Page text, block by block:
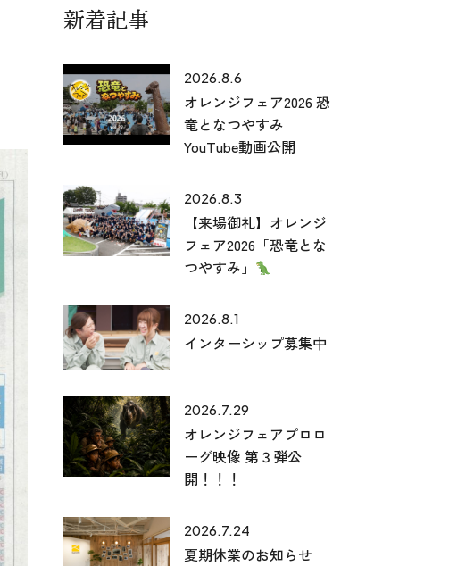
新着記事
2026.8.6
オレンジフェア2026 恐
竜となつやすみ
YouTube動画公開
2026.8.3
【来場御礼】オレンジ
フェア2026「恐竜とな
つやすみ」
2026.8.1
インターシップ募集中
2026.7.29
オレンジフェアプロロ
ーグ映像 第３弾公
開！！！
2026.7.24
夏期休業のお知らせ